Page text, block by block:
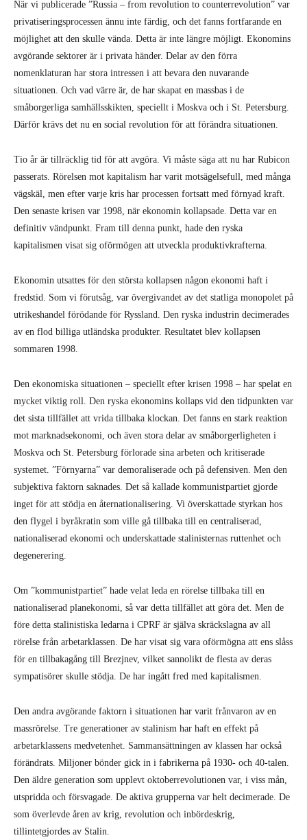
När vi publicerade ”Russia – from revolution to counterrevolution” var
privatiseringsprocessen ännu inte färdig, och det fanns fortfarande en
möjlighet att den skulle vända. Detta är inte längre möjligt. Ekonomins
avgörande sektorer är i privata händer. Delar av den förra
nomenklaturan har stora intressen i att bevara den nuvarande
situationen. Och vad värre är, de har skapat en massbas i de
småborgerliga samhällsskikten, speciellt i Moskva och i St. Petersburg.
Därför krävs det nu en social revolution för att förändra situationen.
Tio år är tillräcklig tid för att avgöra. Vi måste säga att nu har Rubicon
passerats. Rörelsen mot kapitalism har varit motsägelsefull, med många
vägskäl, men efter varje kris har processen fortsatt med förnyad kraft.
Den senaste krisen var 1998, när ekonomin kollapsade. Detta var en
definitiv vändpunkt. Fram till denna punkt, hade den ryska
kapitalismen visat sig oförmögen att utveckla produktivkrafterna.
Ekonomin utsattes för den största kollapsen någon ekonomi haft i
fredstid. Som vi förutsåg, var övergivandet av det statliga monopolet på
utrikeshandel förödande för Ryssland. Den ryska industrin decimerades
av en flod billiga utländska produkter. Resultatet blev kollapsen
sommaren 1998.
Den ekonomiska situationen – speciellt efter krisen 1998 – har spelat en
mycket viktig roll. Den ryska ekonomins kollaps vid den tidpunkten var
det sista tillfället att vrida tillbaka klockan. Det fanns en stark reaktion
mot marknadsekonomi, och även stora delar av småborgerligheten i
Moskva och St. Petersburg förlorade sina arbeten och kritiserade
systemet. ”Förnyarna” var demoraliserade och på defensiven. Men den
subjektiva faktorn saknades. Det så kallade kommunistpartiet gjorde
inget för att stödja en åternationalisering. Vi överskattade styrkan hos
den flygel i byråkratin som ville gå tillbaka till en centraliserad,
nationaliserad ekonomi och underskattade stalinisternas ruttenhet och
degenerering.
Om ”kommunistpartiet” hade velat leda en rörelse tillbaka till en
nationaliserad planekonomi, så var detta tillfället att göra det. Men de
före detta stalinistiska ledarna i CPRF är själva skräckslagna av all
rörelse från arbetarklassen. De har visat sig vara oförmögna att ens slåss
för en tillbakagång till Brezjnev, vilket sannolikt de flesta av deras
sympatisörer skulle stödja. De har ingått fred med kapitalismen.
Den andra avgörande faktorn i situationen har varit frånvaron av en
massrörelse. Tre generationer av stalinism har haft en effekt på
arbetarklassens medvetenhet. Sammansättningen av klassen har också
förändrats. Miljoner bönder gick in i fabrikerna på 1930- och 40-talen.
Den äldre generation som upplevt oktoberrevolutionen var, i viss mån,
utspridda och försvagade. De aktiva grupperna var helt decimerade. De
som överlevde åren av krig, revolution och inbördeskrig,
tillintetgjordes av Stalin.